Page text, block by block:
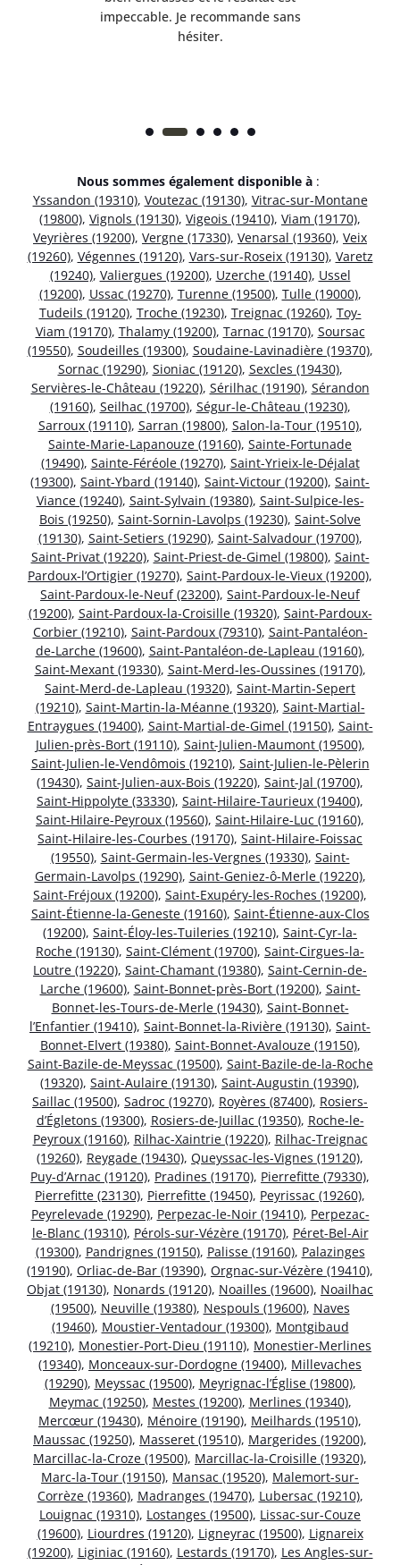
impeccable. Je recommande sans
hésiter.
Nous sommes également disponible à :
Yssandon (19310), Voutezac (19130), Vitrac-sur-Montane
(19800), Vignols (19130), Vigeois (19410), Viam (19170),
Veyrières (19200), Vergne (17330), Venarsal (19360), Veix
(19260), Végennes (19120), Vars-sur-Roseix (19130), Varetz
(19240), Valiergues (19200), Uzerche (19140), Ussel
(19200), Ussac (19270), Turenne (19500), Tulle (19000),
Tudeils (19120), Troche (19230), Treignac (19260), Toy-
Viam (19170), Thalamy (19200), Tarnac (19170), Soursac
(19550), Soudeilles (19300), Soudaine-Lavinadière (19370),
Sornac (19290), Sioniac (19120), Sexcles (19430),
Servières-le-Château (19220), Sérilhac (19190), Sérandon
(19160), Seilhac (19700), Ségur-le-Château (19230),
Sarroux (19110), Sarran (19800), Salon-la-Tour (19510),
Sainte-Marie-Lapanouze (19160), Sainte-Fortunade
(19490), Sainte-Féréole (19270), Saint-Yrieix-le-Déjalat
(19300), Saint-Ybard (19140), Saint-Victour (19200), Saint-
Viance (19240), Saint-Sylvain (19380), Saint-Sulpice-les-
Bois (19250), Saint-Sornin-Lavolps (19230), Saint-Solve
(19130), Saint-Setiers (19290), Saint-Salvadour (19700),
Saint-Privat (19220), Saint-Priest-de-Gimel (19800), Saint-
Pardoux-l’Ortigier (19270), Saint-Pardoux-le-Vieux (19200),
Saint-Pardoux-le-Neuf (23200), Saint-Pardoux-le-Neuf
(19200), Saint-Pardoux-la-Croisille (19320), Saint-Pardoux-
Corbier (19210), Saint-Pardoux (79310), Saint-Pantaléon-
de-Larche (19600), Saint-Pantaléon-de-Lapleau (19160),
Saint-Mexant (19330), Saint-Merd-les-Oussines (19170),
Saint-Merd-de-Lapleau (19320), Saint-Martin-Sepert
(19210), Saint-Martin-la-Méanne (19320), Saint-Martial-
Entraygues (19400), Saint-Martial-de-Gimel (19150), Saint-
Julien-près-Bort (19110), Saint-Julien-Maumont (19500),
Saint-Julien-le-Vendômois (19210), Saint-Julien-le-Pèlerin
(19430), Saint-Julien-aux-Bois (19220), Saint-Jal (19700),
Saint-Hippolyte (33330), Saint-Hilaire-Taurieux (19400),
Saint-Hilaire-Peyroux (19560), Saint-Hilaire-Luc (19160),
Saint-Hilaire-les-Courbes (19170), Saint-Hilaire-Foissac
(19550), Saint-Germain-les-Vergnes (19330), Saint-
Germain-Lavolps (19290), Saint-Geniez-ô-Merle (19220),
Saint-Fréjoux (19200), Saint-Exupéry-les-Roches (19200),
Saint-Étienne-la-Geneste (19160), Saint-Étienne-aux-Clos
(19200), Saint-Éloy-les-Tuileries (19210), Saint-Cyr-la-
Roche (19130), Saint-Clément (19700), Saint-Cirgues-la-
Loutre (19220), Saint-Chamant (19380), Saint-Cernin-de-
Larche (19600), Saint-Bonnet-près-Bort (19200), Saint-
Bonnet-les-Tours-de-Merle (19430), Saint-Bonnet-
l’Enfantier (19410), Saint-Bonnet-la-Rivière (19130), Saint-
Bonnet-Elvert (19380), Saint-Bonnet-Avalouze (19150),
Saint-Bazile-de-Meyssac (19500), Saint-Bazile-de-la-Roche
(19320), Saint-Aulaire (19130), Saint-Augustin (19390),
Saillac (19500), Sadroc (19270), Royères (87400), Rosiers-
d’Égletons (19300), Rosiers-de-Juillac (19350), Roche-le-
Peyroux (19160), Rilhac-Xaintrie (19220), Rilhac-Treignac
(19260), Reygade (19430), Queyssac-les-Vignes (19120),
Puy-d’Arnac (19120), Pradines (19170), Pierrefitte (79330),
Pierrefitte (23130), Pierrefitte (19450), Peyrissac (19260),
Peyrelevade (19290), Perpezac-le-Noir (19410), Perpezac-
le-Blanc (19310), Pérols-sur-Vézère (19170), Péret-Bel-Air
(19300), Pandrignes (19150), Palisse (19160), Palazinges
(19190), Orliac-de-Bar (19390), Orgnac-sur-Vézère (19410),
Objat (19130), Nonards (19120), Noailles (19600), Noailhac
(19500), Neuville (19380), Nespouls (19600), Naves
(19460), Moustier-Ventadour (19300), Montgibaud
(19210), Monestier-Port-Dieu (19110), Monestier-Merlines
(19340), Monceaux-sur-Dordogne (19400), Millevaches
(19290), Meyssac (19500), Meyrignac-l’Église (19800),
Meymac (19250), Mestes (19200), Merlines (19340),
Mercœur (19430), Ménoire (19190), Meilhards (19510),
Maussac (19250), Masseret (19510), Margerides (19200),
Marcillac-la-Croze (19500), Marcillac-la-Croisille (19320),
Marc-la-Tour (19150), Mansac (19520), Malemort-sur-
Corrèze (19360), Madranges (19470), Lubersac (19210),
Louignac (19310), Lostanges (19500), Lissac-sur-Couze
(19600), Liourdres (19120), Ligneyrac (19500), Lignareix
(19200), Liginiac (19160), Lestards (19170), Les Angles-sur-